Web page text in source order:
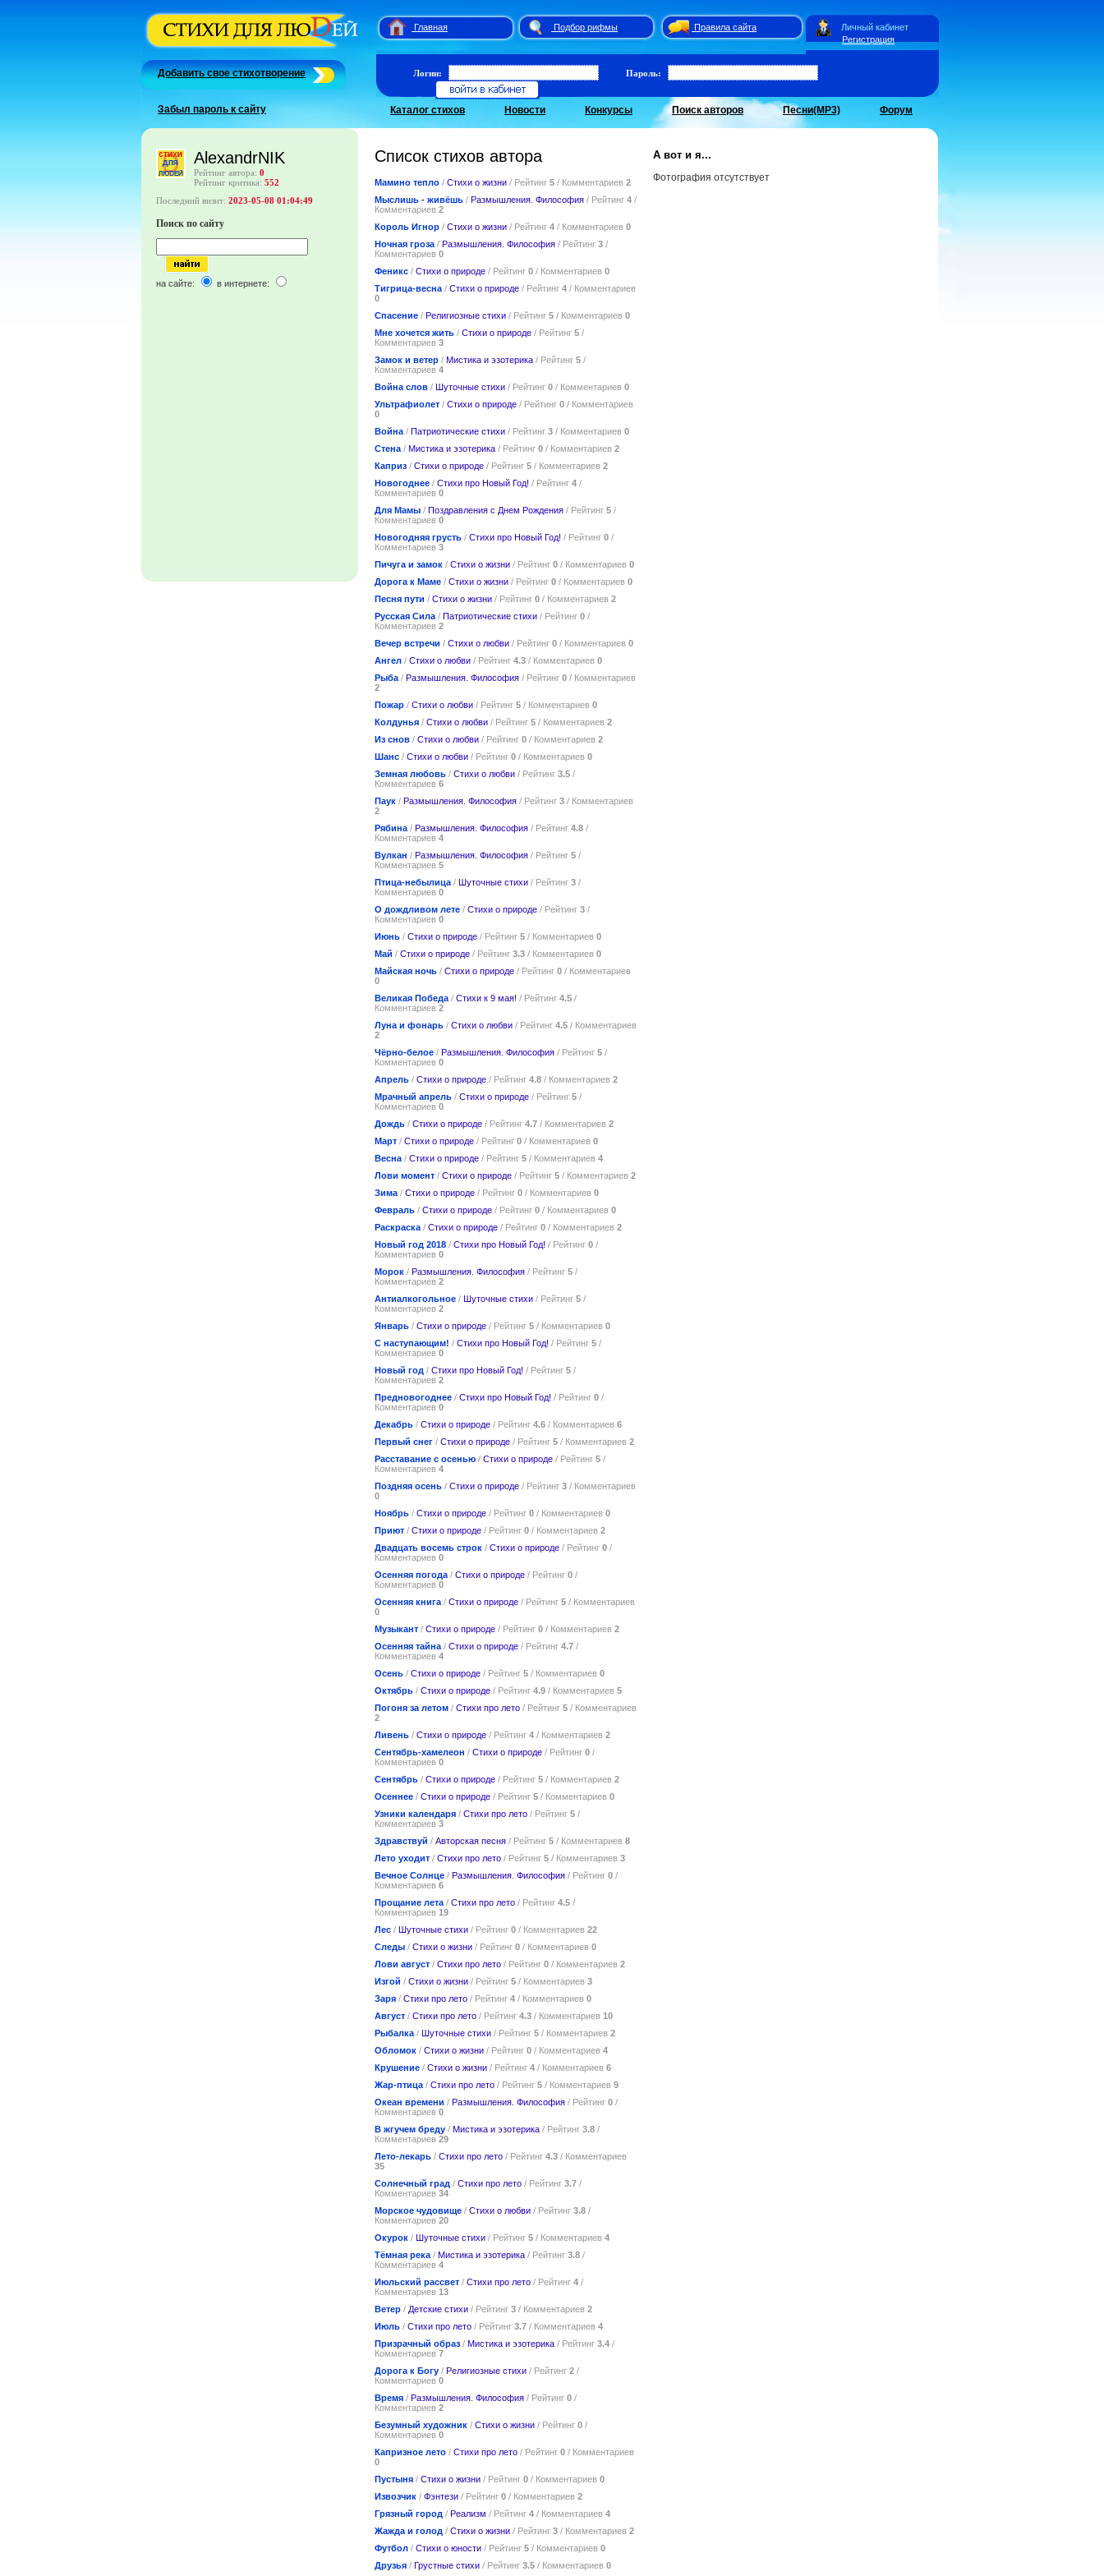
Главная Подбор рифмы
Правила сайта
Регистрация
Личный кабинет
Добавить свое стихотворение
Забыл пароль к сайту
Логин: Пароль:
Каталог стихов Новости Конкурсы Поиск авторов Песни(MP3) Форум
AlexandrNIK
Рейтинг автора: 0
Рейтинг критика: 552
Последний визит: 2023-05-08 01:04:49
Поиск по сайту
на сайте: в интернете:
Список стихов автора
Мамино тепло / Стихи о жизни / Рейтинг 5 / Комментариев 2
Мыслишь - живёшь / Размышления. Философия / Рейтинг 4 /
Комментариев 2
Король Игнор / Стихи о жизни / Рейтинг 4 / Комментариев 0
Ночная гроза / Размышления. Философия / Рейтинг 3 /
Комментариев 0
Феникс / Стихи о природе / Рейтинг 0 / Комментариев 0
Тигрица-весна / Стихи о природе / Рейтинг 4 / Комментариев
0
Спасение / Религиозные стихи / Рейтинг 5 / Комментариев 0
Мне хочется жить / Стихи о природе / Рейтинг 5 /
Комментариев 3
Замок и ветер / Мистика и эзотерика / Рейтинг 5 /
Комментариев 4
Война слов / Шуточные стихи / Рейтинг 0 / Комментариев 0
Ультрафиолет / Стихи о природе / Рейтинг 0 / Комментариев
0
Война / Патриотические стихи / Рейтинг 3 / Комментариев 0
Стена / Мистика и эзотерика / Рейтинг 0 / Комментариев 2
Каприз / Стихи о природе / Рейтинг 5 / Комментариев 2
Новогоднее / Стихи про Новый Год! / Рейтинг 4 /
Комментариев 0
Для Мамы / Поздравления с Днем Рождения / Рейтинг 5 /
Комментариев 0
Новогодняя грусть / Стихи про Новый Год! / Рейтинг 0 /
Комментариев 3
Пичуга и замок / Стихи о жизни / Рейтинг 0 / Комментариев 0
Дорога к Маме / Стихи о жизни / Рейтинг 0 / Комментариев 0
Песня пути / Стихи о жизни / Рейтинг 0 / Комментариев 2
Русская Сила / Патриотические стихи / Рейтинг 0 /
Комментариев 2
Вечер встречи / Стихи о любви / Рейтинг 0 / Комментариев 0
Ангел / Стихи о любви / Рейтинг 4.3 / Комментариев 0
Рыба / Размышления. Философия / Рейтинг 0 / Комментариев
2
Пожар / Стихи о любви / Рейтинг 5 / Комментариев 0
Колдунья / Стихи о любви / Рейтинг 5 / Комментариев 2
Из снов / Стихи о любви / Рейтинг 0 / Комментариев 2
Шанс / Стихи о любви / Рейтинг 0 / Комментариев 0
Земная любовь / Стихи о любви / Рейтинг 3.5 /
Комментариев 6
Паук / Размышления. Философия / Рейтинг 3 / Комментариев
2
Рябина / Размышления. Философия / Рейтинг 4.8 /
Комментариев 4
Вулкан / Размышления. Философия / Рейтинг 5 /
Комментариев 5
Птица-небылица / Шуточные стихи / Рейтинг 3 /
Комментариев 0
О дождливом лете / Стихи о природе / Рейтинг 3 /
Комментариев 0
Июнь / Стихи о природе / Рейтинг 5 / Комментариев 0
Май / Стихи о природе / Рейтинг 3.3 / Комментариев 0
Майская ночь / Стихи о природе / Рейтинг 0 / Комментариев
0
Великая Победа / Стихи к 9 мая! / Рейтинг 4.5 /
Комментариев 2
Луна и фонарь / Стихи о любви / Рейтинг 4.5 / Комментариев
2
Чёрно-белое / Размышления. Философия / Рейтинг 5 /
Комментариев 0
Апрель / Стихи о природе / Рейтинг 4.8 / Комментариев 2
Мрачный апрель / Стихи о природе / Рейтинг 5 /
Комментариев 0
Дождь / Стихи о природе / Рейтинг 4.7 / Комментариев 2
Март / Стихи о природе / Рейтинг 0 / Комментариев 0
Весна / Стихи о природе / Рейтинг 5 / Комментариев 4
Лови момент / Стихи о природе / Рейтинг 5 / Комментариев 2
Зима / Стихи о природе / Рейтинг 0 / Комментариев 0
Февраль / Стихи о природе / Рейтинг 0 / Комментариев 0
Раскраска / Стихи о природе / Рейтинг 0 / Комментариев 2
Новый год 2018 / Стихи про Новый Год! / Рейтинг 0 /
Комментариев 0
Морок / Размышления. Философия / Рейтинг 5 /
Комментариев 2
Антиалкогольное / Шуточные стихи / Рейтинг 5 /
Комментариев 2
Январь / Стихи о природе / Рейтинг 5 / Комментариев 0
С наступающим! / Стихи про Новый Год! / Рейтинг 5 /
Комментариев 0
Новый год / Стихи про Новый Год! / Рейтинг 5 /
Комментариев 2
Предновогоднее / Стихи про Новый Год! / Рейтинг 0 /
Комментариев 0
Декабрь / Стихи о природе / Рейтинг 4.6 / Комментариев 6
Первый снег / Стихи о природе / Рейтинг 5 / Комментариев 2
Расставание с осенью / Стихи о природе / Рейтинг 5 /
Комментариев 4
Поздняя осень / Стихи о природе / Рейтинг 3 / Комментариев
0
Ноябрь / Стихи о природе / Рейтинг 0 / Комментариев 0
Приют / Стихи о природе / Рейтинг 0 / Комментариев 2
Двадцать восемь строк / Стихи о природе / Рейтинг 0 /
Комментариев 0
Осенняя погода / Стихи о природе / Рейтинг 0 /
Комментариев 0
Осенняя книга / Стихи о природе / Рейтинг 5 / Комментариев
0
Музыкант / Стихи о природе / Рейтинг 0 / Комментариев 2
Осенняя тайна / Стихи о природе / Рейтинг 4.7 /
Комментариев 4
Осень / Стихи о природе / Рейтинг 5 / Комментариев 0
Октябрь / Стихи о природе / Рейтинг 4.9 / Комментариев 5
Погоня за летом / Стихи про лето / Рейтинг 5 / Комментариев
2
Ливень / Стихи о природе / Рейтинг 4 / Комментариев 2
Сентябрь-хамелеон / Стихи о природе / Рейтинг 0 /
Комментариев 0
Сентябрь / Стихи о природе / Рейтинг 5 / Комментариев 2
Осеннее / Стихи о природе / Рейтинг 5 / Комментариев 0
Узники календаря / Стихи про лето / Рейтинг 5 /
Комментариев 3
Здравствуй / Авторская песня / Рейтинг 5 / Комментариев 8
Лето уходит / Стихи про лето / Рейтинг 5 / Комментариев 3
Вечное Солнце / Размышления. Философия / Рейтинг 0 /
Комментариев 6
Прощание лета / Стихи про лето / Рейтинг 4.5 /
Комментариев 19
Лес / Шуточные стихи / Рейтинг 0 / Комментариев 22
Следы / Стихи о жизни / Рейтинг 0 / Комментариев 0
Лови август / Стихи про лето / Рейтинг 0 / Комментариев 2
Изгой / Стихи о жизни / Рейтинг 5 / Комментариев 3
Заря / Стихи про лето / Рейтинг 4 / Комментариев 0
Август / Стихи про лето / Рейтинг 4.3 / Комментариев 10
Рыбалка / Шуточные стихи / Рейтинг 5 / Комментариев 2
Обломок / Стихи о жизни / Рейтинг 0 / Комментариев 4
Крушение / Стихи о жизни / Рейтинг 4 / Комментариев 6
Жар-птица / Стихи про лето / Рейтинг 5 / Комментариев 9
Океан времени / Размышления. Философия / Рейтинг 0 /
Комментариев 0
В жгучем бреду / Мистика и эзотерика / Рейтинг 3.8 /
Комментариев 29
Лето-лекарь / Стихи про лето / Рейтинг 4.3 / Комментариев
35
Солнечный град / Стихи про лето / Рейтинг 3.7 /
Комментариев 34
Морское чудовище / Стихи о любви / Рейтинг 3.8 /
Комментариев 20
Окурок / Шуточные стихи / Рейтинг 5 / Комментариев 4
Тёмная река / Мистика и эзотерика / Рейтинг 3.8 /
Комментариев 4
Июльский рассвет / Стихи про лето / Рейтинг 4 /
Комментариев 13
Ветер / Детские стихи / Рейтинг 3 / Комментариев 2
Июль / Стихи про лето / Рейтинг 3.7 / Комментариев 4
Призрачный образ / Мистика и эзотерика / Рейтинг 3.4 /
Комментариев 7
Дорога к Богу / Религиозные стихи / Рейтинг 2 /
Комментариев 0
Время / Размышления. Философия / Рейтинг 0 /
Комментариев 2
Безумный художник / Стихи о жизни / Рейтинг 0 /
Комментариев 0
Капризное лето / Стихи про лето / Рейтинг 0 / Комментариев
0
Пустыня / Стихи о жизни / Рейтинг 0 / Комментариев 0
Извозчик / Фэнтези / Рейтинг 0 / Комментариев 2
Грязный город / Реализм / Рейтинг 4 / Комментариев 4
Жажда и голод / Стихи о жизни / Рейтинг 3 / Комментариев 2
Футбол / Стихи о юности / Рейтинг 5 / Комментариев 0
Друзья / Грустные стихи / Рейтинг 3.5 / Комментариев 0
А вот и я...
Фотография отсутствует